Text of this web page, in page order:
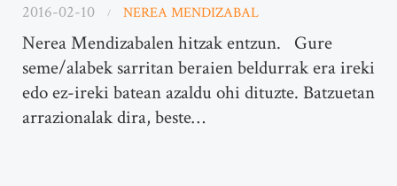
2016-02-10 NEREA MENDIZABAL
Nerea Mendizabalen hitzak entzun. Gure
seme/alabek sarritan beraien beldurrak era ireki
edo ez-ireki batean azaldu ohi dituzte. Batzuetan
arrazionalak dira, beste…